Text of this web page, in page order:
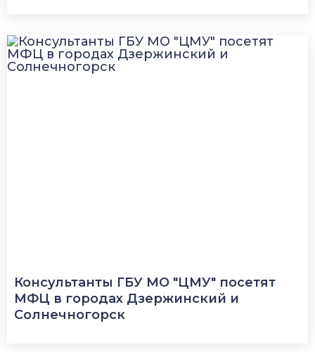
Консультанты ГБУ МО "ЦМУ" посетят
МФЦ в городах Дзержинский и
Солнечногорск